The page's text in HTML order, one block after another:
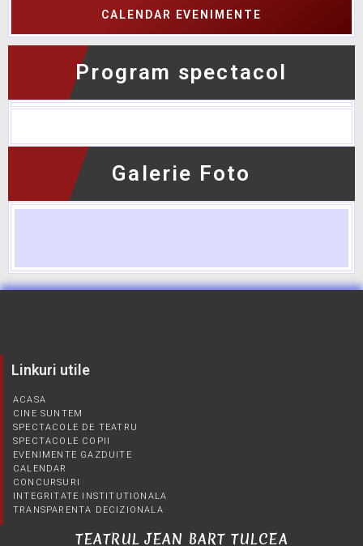
CALENDAR EVENIMENTE
Program spectacol
No data was found
Galerie Foto
Linkuri utile
ACASA
CINE SUNTEM
SPECTACOLE DE TEATRU
SPECTACOLE COPII
EVENIMENTE GAZDUITE
CALENDAR
CONCURSURI
INTEGRITATE INSTITUTIONALA
TRANSPARENTA DECIZIONALA
TEATRUL JEAN BART TULCEA